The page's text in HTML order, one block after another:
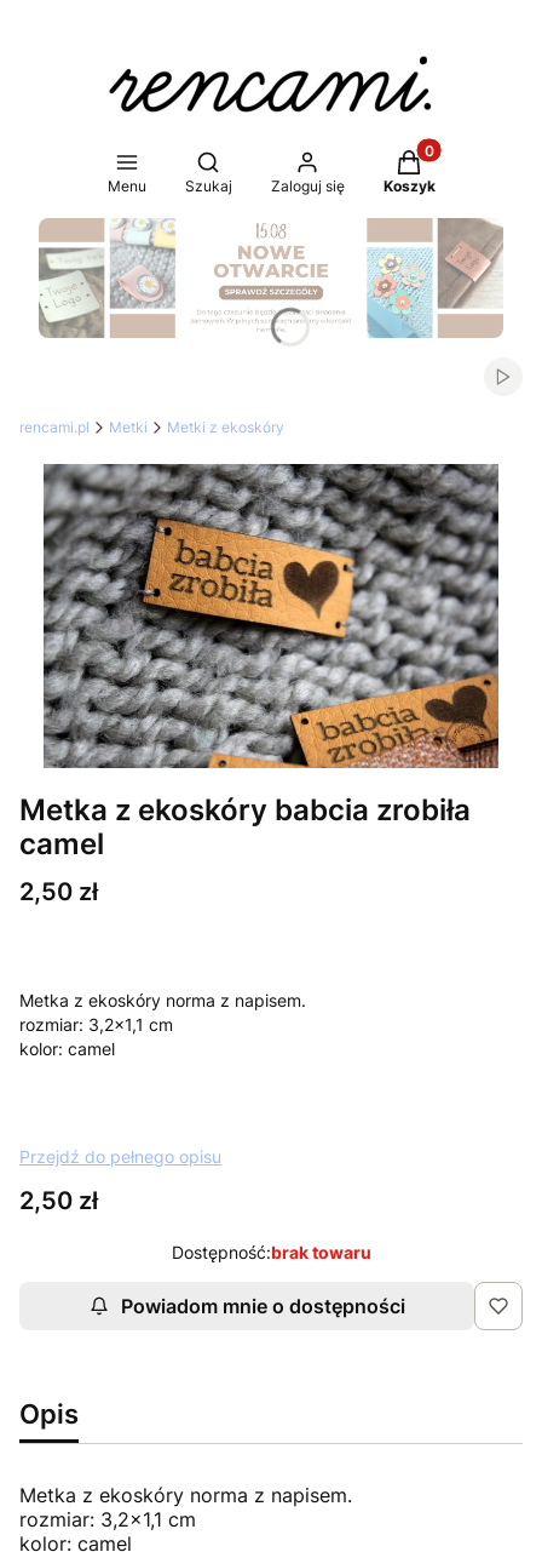
Menu
Otwórz wyszukiwarkę
Szukaj Zaloguj się
Produkty w
Koszyk
Naciśnij Enter lub spację, aby otworzyć stronę.
rencami.pl Metki Metki z ekoskóry
Metka z ekoskóry babcia zrobiła
camel
Cena
2,50 zł
Metka z ekoskóry norma z napisem.
rozmiar: 3,2x1,1 cm
kolor: camel
Przejdź do pełnego opisu
Cena
2,50 zł
Dostępność:brak towaru
Powiadom mnie o dostępności
Opis
Metka z ekoskóry norma z napisem.
rozmiar: 3,2x1,1 cm
kolor: camel